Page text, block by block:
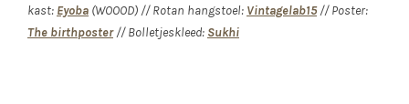
kast: Eyoba (WOOOD) // Rotan hangstoel: Vintagelab15// Poster:
The birthposter// Bolletjeskleed: Sukhi